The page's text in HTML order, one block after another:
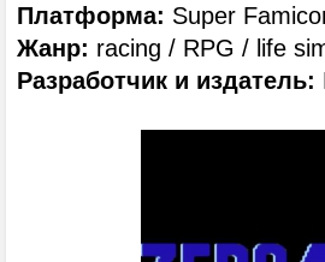
Платформа: Super
Жанр: racing / RPG / life
Разработчик и издатель: